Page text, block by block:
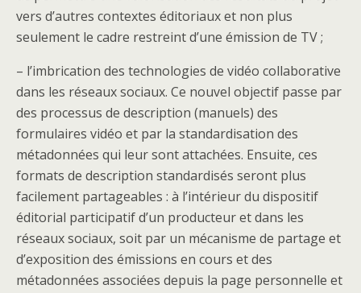
vers d’autres contextes éditoriaux et non plus
seulement le cadre restreint d’une émission de TV ;
– l’imbrication des technologies de vidéo collaborative
dans les réseaux sociaux. Ce nouvel objectif passe par
des processus de description (manuels) des
formulaires vidéo et par la standardisation des
métadonnées qui leur sont attachées. Ensuite, ces
formats de description standardisés seront plus
facilement partageables : à l’intérieur du dispositif
éditorial participatif d’un producteur et dans les
réseaux sociaux, soit par un mécanisme de partage et
d’exposition des émissions en cours et des
métadonnées associées depuis la page personnelle et